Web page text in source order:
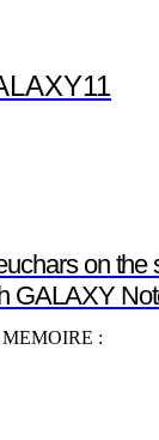
on the
GALAXY
: